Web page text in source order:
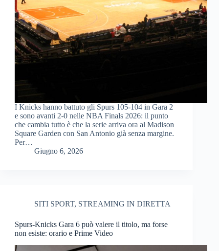
I Knicks hanno battuto gli Spurs 105-104 in Gara 2
e sono avanti 2-0 nelle NBA Finals 2026: il punto
che cambia tutto è che la serie arriva ora al Madison
Square Garden con San Antonio già senza margine.
Per…
Giugno 6, 2026
SITI SPORT, STREAMING IN DIRETTA
Spurs-Knicks Gara 6 può valere il titolo, ma forse
non esiste: orario e Prime Video